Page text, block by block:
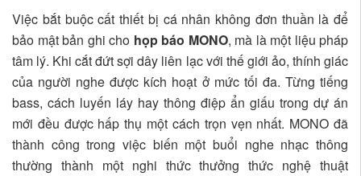
Việc bắt buộc cất thiết bị cá nhân không đơn thuần là để
bảo mật bản ghi cho họp báo MONO, mà là một liệu pháp
tâm lý. Khi cắt đứt sợi dây liên lạc với thế giới ảo, thính giác
của người nghe được kích hoạt ở mức tối đa. Từng tiếng
bass, cách luyến láy hay thông điệp ẩn giấu trong dự án
mới đều được hấp thụ một cách trọn vẹn nhất. MONO đã
thành công trong việc biến một buổi nghe nhạc thông
thường thành một nghi thức thưởng thức nghệ thuật